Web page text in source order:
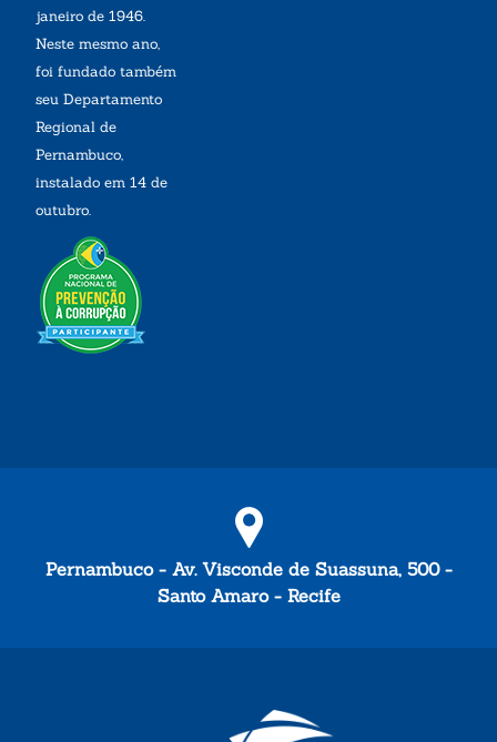
janeiro de 1946.
Neste mesmo ano,
foi fundado também
seu Departamento
Regional de
Pernambuco,
instalado em 14 de
outubro.
Pernambuco - Av. Visconde de Suassuna, 500 -
Santo Amaro - Recife